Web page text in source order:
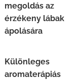
megoldás az
érzékeny lábak
ápolására
Különleges
aromaterápiás